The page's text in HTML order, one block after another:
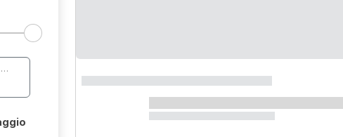
Prezzo massimo